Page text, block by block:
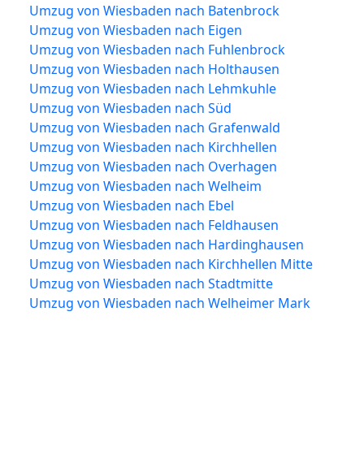
Umzug von Wiesbaden nach Batenbrock
Umzug von Wiesbaden nach Eigen
Umzug von Wiesbaden nach Fuhlenbrock
Umzug von Wiesbaden nach Holthausen
Umzug von Wiesbaden nach Lehmkuhle
Umzug von Wiesbaden nach Süd
Umzug von Wiesbaden nach Grafenwald
Umzug von Wiesbaden nach Kirchhellen
Umzug von Wiesbaden nach Overhagen
Umzug von Wiesbaden nach Welheim
Umzug von Wiesbaden nach Ebel
Umzug von Wiesbaden nach Feldhausen
Umzug von Wiesbaden nach Hardinghausen
Umzug von Wiesbaden nach Kirchhellen Mitte
Umzug von Wiesbaden nach Stadtmitte
Umzug von Wiesbaden nach Welheimer Mark